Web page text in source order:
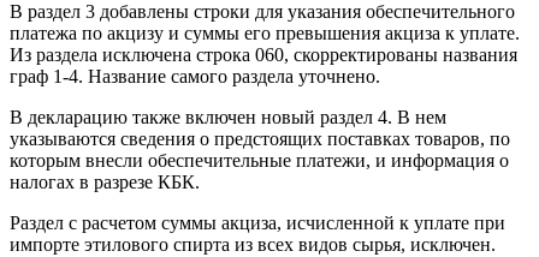
В раздел 3 добавлены строки для указания обеспечительного
платежа по акцизу и суммы его превышения акциза к уплате.
Из раздела исключена строка 060, скорректированы названия
граф 1-4. Название самого раздела уточнено.
В декларацию также включен новый раздел 4. В нем
указываются сведения о предстоящих поставках товаров, по
которым внесли обеспечительные платежи, и информация о
налогах в разрезе КБК.
Раздел с расчетом суммы акциза, исчисленной к уплате при
импорте этилового спирта из всех видов сырья, исключен.